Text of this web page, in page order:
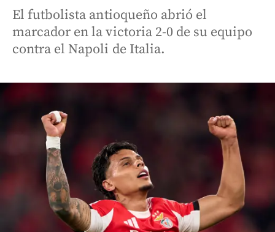
El futbolista antioqueño abrió el
marcador en la victoria 2-0 de su equipo
contra el Napoli de Italia.